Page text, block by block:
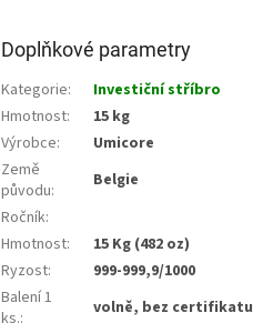
Doplňkové parametry
Kategorie:
Investiční stříbro
Hmotnost:
15 kg
Výrobce:
Umicore
Země
původu:
Belgie
Ročník:
Hmotnost:
15 Kg (482 oz)
Ryzost:
999-999,9/1000
Balení 1
ks.: volně, bez certifikatu